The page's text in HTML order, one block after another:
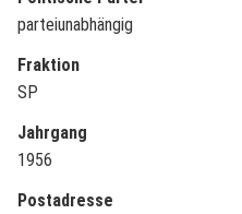
parteiunabhängig
Fraktion
SP
Jahrgang
1956
Postadresse